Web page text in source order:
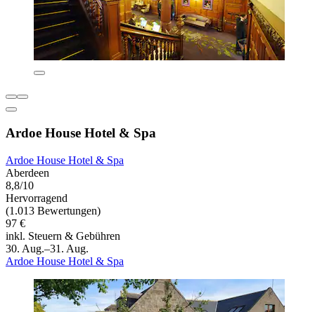
Ardoe House Hotel & Spa
Ardoe House Hotel & Spa
Aberdeen
8,8/10
Hervorragend
(1.013 Bewertungen)
97 €
inkl. Steuern & Gebühren
30. Aug.–31. Aug.
Ardoe House Hotel & Spa